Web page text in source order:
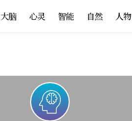
大脑 心灵 智能 自然 人物